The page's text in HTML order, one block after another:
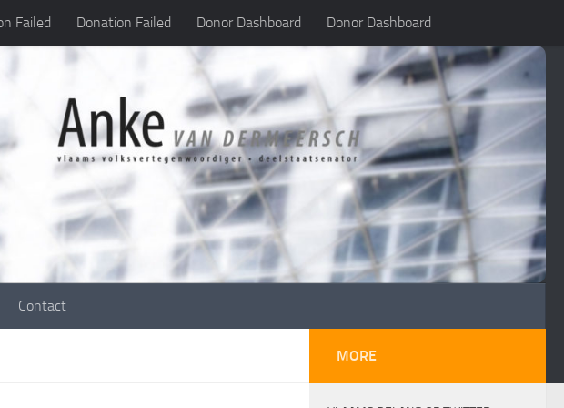
Failed Donation Failed Donor Dashboard Donor Dashboard
Contact
MORE